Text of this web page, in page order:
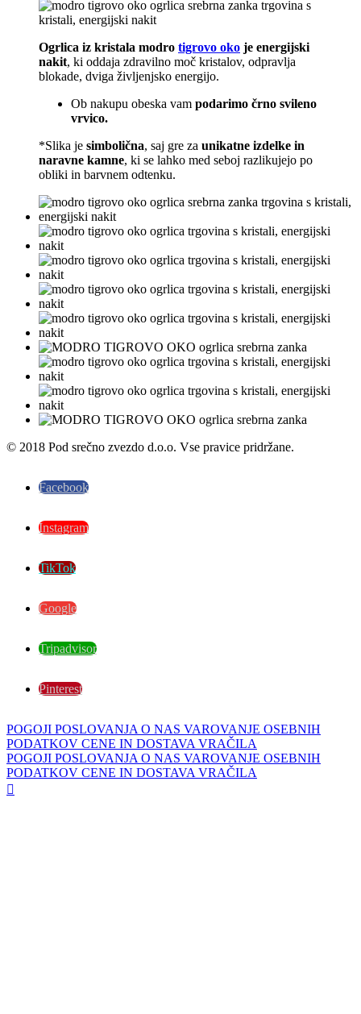
Ogrlica iz kristala modro tigrovo oko je energijski
nakit, ki oddaja zdravilno moč kristalov, odpravlja
blokade, dviga življenjsko energijo.
Ob nakupu obeska vam podarimo črno svileno
vrvico.
*Slika je simbolična, saj gre za unikatne izdelke in
naravne kamne, ki se lahko med seboj razlikujejo po
obliki in barvnem odtenku.
© 2018 Pod srečno zvezdo d.o.o. Vse pravice pridržane.
Facebook
Instagram
TikTok
Google
Tripadvisor
Pinterest
POGOJI POSLOVANJA O NAS VAROVANJE OSEBNIH
PODATKOV CENE IN DOSTAVA VRAČILA
POGOJI POSLOVANJA O NAS VAROVANJE OSEBNIH
PODATKOV CENE IN DOSTAVA VRAČILA
